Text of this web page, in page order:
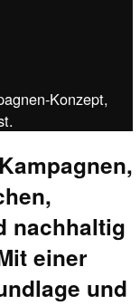
Konzept,
nachhaltig
einer
und